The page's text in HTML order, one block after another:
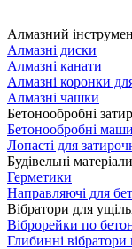
Алмазний
Алмазні диски
Алмазні канати
Алмазні коронки
Алмазні чашки
Бетонообробні
Бетонообробні
Лопасті для
Будівельні матеріали
Герметики
Направляючі для
Вібратори для
Віброрейки по
Глибинні вібратори